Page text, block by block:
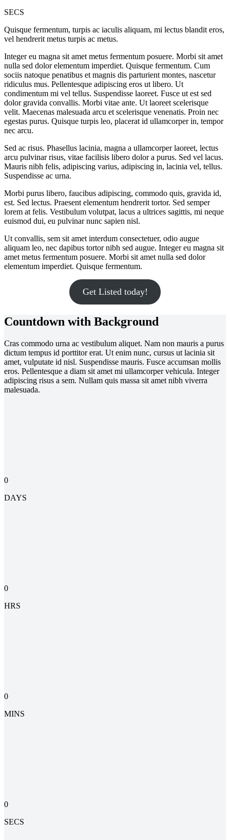
SECS
Quisque fermentum, turpis ac iaculis aliquam, mi lectus blandit eros,
vel hendrerit metus turpis ac metus.
Integer eu magna sit amet metus fermentum posuere. Morbi sit amet
nulla sed dolor elementum imperdiet. Quisque fermentum. Cum
sociis natoque penatibus et magnis dis parturient montes, nascetur
ridiculus mus. Pellentesque adipiscing eros ut libero. Ut
condimentum mi vel tellus. Suspendisse laoreet. Fusce ut est sed
dolor gravida convallis. Morbi vitae ante. Ut laoreet scelerisque
velit. Maecenas malesuada arcu et scelerisque venenatis. Proin nec
egestas purus. Quisque turpis leo, placerat id ullamcorper in, tempor
nec arcu.
Sed ac risus. Phasellus lacinia, magna a ullamcorper laoreet, lectus
arcu pulvinar risus, vitae facilisis libero dolor a purus. Sed vel lacus.
Mauris nibh felis, adipiscing varius, adipiscing in, lacinia vel, tellus.
Suspendisse ac urna.
Morbi purus libero, faucibus adipiscing, commodo quis, gravida id,
est. Sed lectus. Praesent elementum hendrerit tortor. Sed semper
lorem at felis. Vestibulum volutpat, lacus a ultrices sagittis, mi neque
euismod dui, eu pulvinar nunc sapien nisl.
Ut convallis, sem sit amet interdum consectetuer, odio augue
aliquam leo, nec dapibus tortor nibh sed augue. Integer eu magna sit
amet metus fermentum posuere. Morbi sit amet nulla sed dolor
elementum imperdiet. Quisque fermentum.
Get Listed today!
Countdown with Background
Cras commodo urna ac vestibulum aliquet. Nam non mauris a purus
dictum tempus id porttitor erat. Ut enim nunc, cursus ut lacinia sit
amet, vulputate id nisl. Suspendisse mauris. Fusce accumsan mollis
eros. Pellentesque a diam sit amet mi ullamcorper vehicula. Integer
adipiscing risus a sem. Nullam quis massa sit amet nibh viverra
malesuada.
0
DAYS
0
HRS
0
MINS
0
SECS